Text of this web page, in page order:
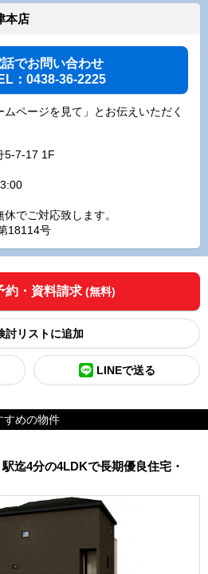
本店
話でお問い合わせ
：0438-36-2225
ページを見て」とお伝えいただく
5-7-17 1F
でご対応致します。
18114号
約・資料請求 (無料)
討リスト
LINEで送る
すめの物件
迄4分の4LDKで長期優良住宅・